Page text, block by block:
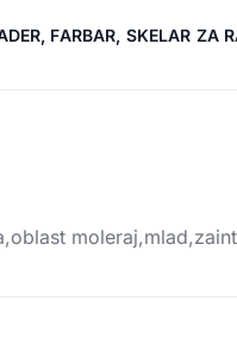
FARBAR, SKELAR ZA